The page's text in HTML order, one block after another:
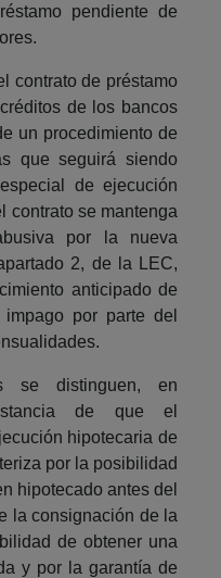
pendiente de
contrato de préstamo
de los bancos
un procedimiento de
que seguirá siendo
de ejecución
contrato se mantenga
por la nueva
2, de la LEC,
anticipado de
por parte del
se distinguen, en
de que el
hipotecaria de
por la posibilidad
hipotecado antes del
la consignación de la
de obtener una
y por la garantía de